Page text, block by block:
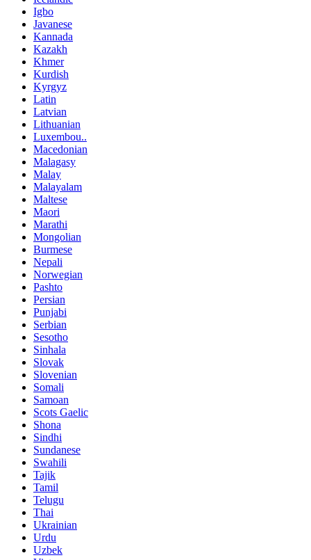
Igbo
Javanese
Kannada
Kazakh
Khmer
Kurdish
Kyrgyz
Latin
Latvian
Lithuanian
Luxembou..
Macedonian
Malagasy
Malay
Malayalam
Maltese
Maori
Marathi
Mongolian
Burmese
Nepali
Norwegian
Pashto
Persian
Punjabi
Serbian
Sesotho
Sinhala
Slovak
Slovenian
Somali
Samoan
Scots Gaelic
Shona
Sindhi
Sundanese
Swahili
Tajik
Tamil
Telugu
Thai
Ukrainian
Urdu
Uzbek